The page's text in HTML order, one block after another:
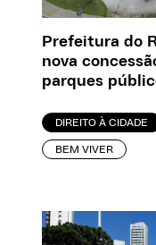
Prefeitura do
nova
parques
DIREITO À CIDADE
BEM VIVER